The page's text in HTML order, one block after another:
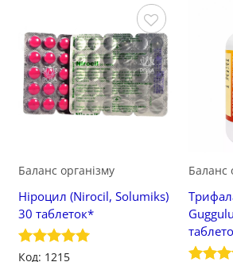
Зберегти
Баланс організму
Ніроцил (Nirocil, Solumiks)
30 таблеток*
Оцінено в
Код: 1215
Баланс